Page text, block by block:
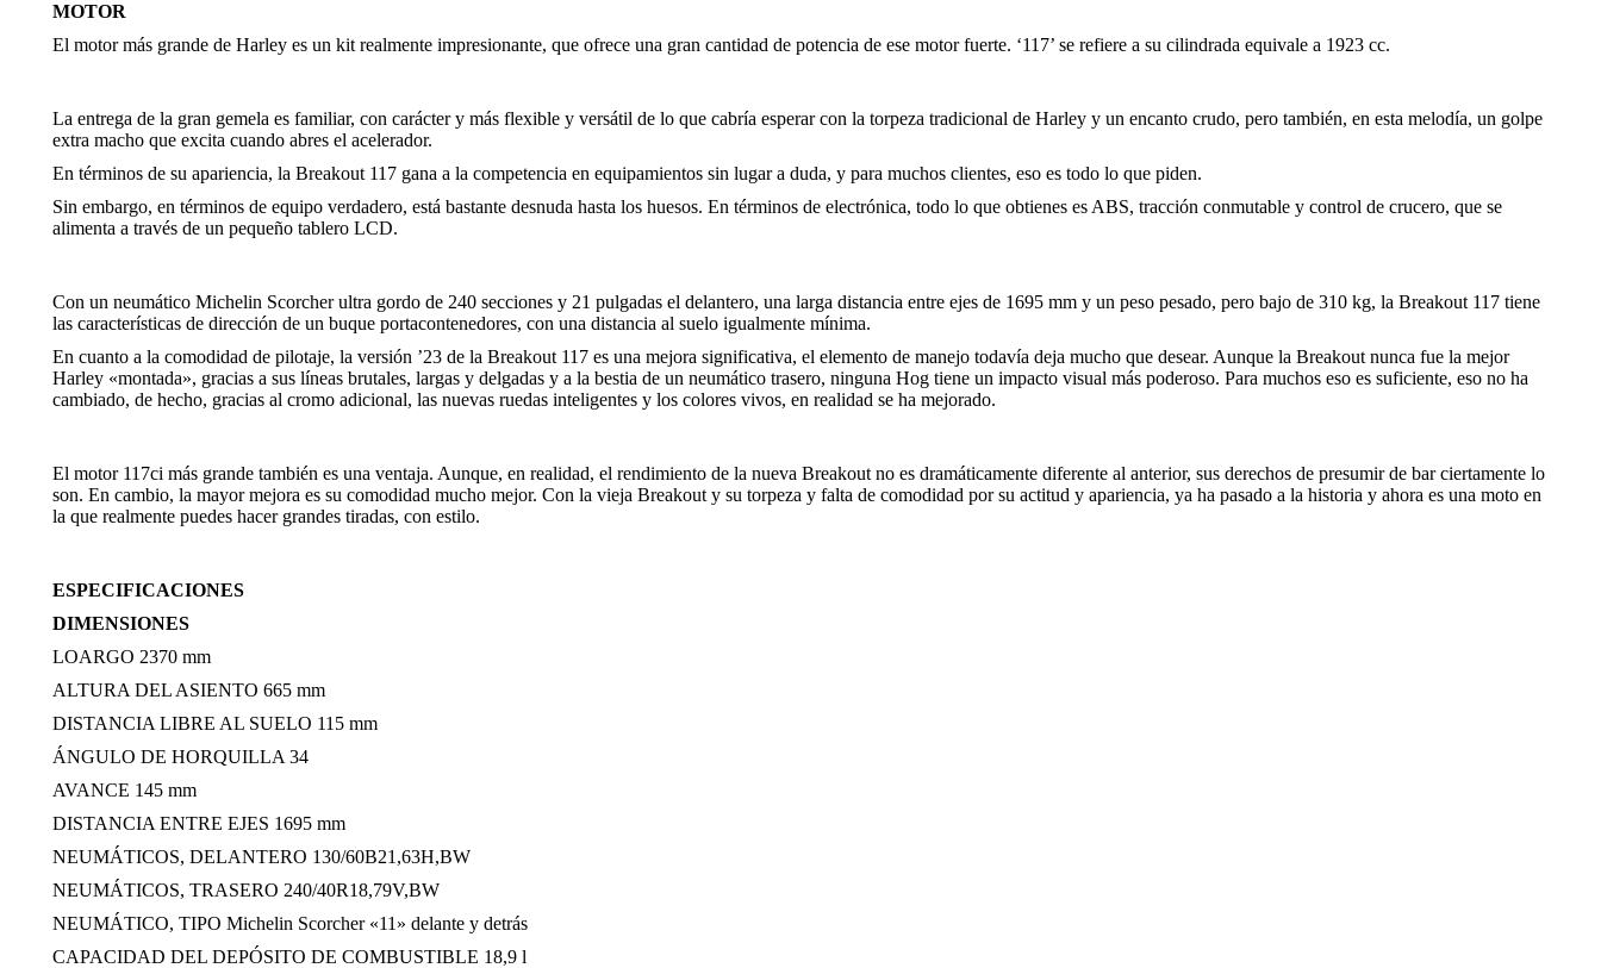
MOTOR
El motor más grande de Harley es un kit realmente impresionante, que ofrece una gran cantidad de potencia de ese motor fuerte. ‘117’ se refiere a su cilindrada equivale a 1923 cc.
La entrega de la gran gemela es familiar, con carácter y más flexible y versátil de lo que cabría esperar con la torpeza tradicional de Harley y un encanto crudo, pero también, en esta melodía, un golpe
extra macho que excita cuando abres el acelerador.
En términos de su apariencia, la Breakout 117 gana a la competencia en equipamientos sin lugar a duda, y para muchos clientes, eso es todo lo que piden.
Sin embargo, en términos de equipo verdadero, está bastante desnuda hasta los huesos. En términos de electrónica, todo lo que obtienes es ABS, tracción conmutable y control de crucero, que se
alimenta a través de un pequeño tablero LCD.
Con un neumático Michelin Scorcher ultra gordo de 240 secciones y 21 pulgadas el delantero, una larga distancia entre ejes de 1695 mm y un peso pesado, pero bajo de 310 kg, la Breakout 117 tiene
las características de dirección de un buque portacontenedores, con una distancia al suelo igualmente mínima.
En cuanto a la comodidad de pilotaje, la versión ’23 de la Breakout 117 es una mejora significativa, el elemento de manejo todavía deja mucho que desear. Aunque la Breakout nunca fue la mejor
Harley «montada», gracias a sus líneas brutales, largas y delgadas y a la bestia de un neumático trasero, ninguna Hog tiene un impacto visual más poderoso. Para muchos eso es suficiente, eso no ha
cambiado, de hecho, gracias al cromo adicional, las nuevas ruedas inteligentes y los colores vivos, en realidad se ha mejorado.
El motor 117ci más grande también es una ventaja. Aunque, en realidad, el rendimiento de la nueva Breakout no es dramáticamente diferente al anterior, sus derechos de presumir de bar ciertamente lo
son. En cambio, la mayor mejora es su comodidad mucho mejor. Con la vieja Breakout y su torpeza y falta de comodidad por su actitud y apariencia, ya ha pasado a la historia y ahora es una moto en
la que realmente puedes hacer grandes tiradas, con estilo.
ESPECIFICACIONES
DIMENSIONES
LOARGO 2370 mm
ALTURA DEL ASIENTO 665 mm
DISTANCIA LIBRE AL SUELO 115 mm
ÁNGULO DE HORQUILLA 34
AVANCE 145 mm
DISTANCIA ENTRE EJES 1695 mm
NEUMÁTICOS, DELANTERO 130/60B21,63H,BW
NEUMÁTICOS, TRASERO 240/40R18,79V,BW
NEUMÁTICO, TIPO Michelin Scorcher «11» delante y detrás
CAPACIDAD DEL DEPÓSITO DE COMBUSTIBLE 18,9 l